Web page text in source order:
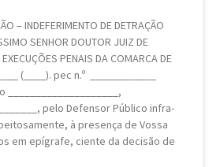
– INDEFERIMENTO DE DETRAÇÃO
SENHOR DOUTOR JUIZ DE
PENAIS DA COMARCA DE
(____). pec n.º ____________
____________________,
pelo Defensor Público infra-
à presença de Vossa
em epígrafe, ciente da decisão de